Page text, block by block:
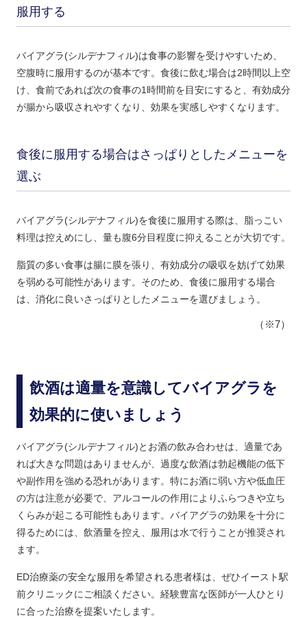
服用する
バイアグラ(シルデナフィル)は食事の影響を受けやすいため、
空腹時に服用するのが基本です。食後に飲む場合は2時間以上空
け、食前であれば次の食事の1時間前を目安にすると、有効成分
が腸から吸収されやすくなり、効果を実感しやすくなります。
食後に服用する場合はさっぱりとしたメニューを
選ぶ
バイアグラ(シルデナフィル)を食後に服用する際は、脂っこい
料理は控えめにし、量も腹6分目程度に抑えることが大切です。
脂質の多い食事は腸に膜を張り、有効成分の吸収を妨げて効果
を弱める可能性があります。そのため、食後に服用する場合
は、消化に良いさっぱりとしたメニューを選びましょう。
（※7）
飲酒は適量を意識してバイアグラを
効果的に使いましょう
バイアグラ(シルデナフィル)とお酒の飲み合わせは、適量であ
れば大きな問題はありませんが、過度な飲酒は勃起機能の低下
や副作用を強める恐れがあります。特にお酒に弱い方や低血圧
の方は注意が必要で、アルコールの作用によりふらつきや立ち
くらみが起こる可能性もあります。バイアグラの効果を十分に
得るためには、飲酒量を控え、服用は水で行うことが推奨され
ます。
ED治療薬の安全な服用を希望される患者様は、ぜひイースト駅
前クリニックにご相談ください。経験豊富な医師が一人ひとり
に合った治療を提案いたします。